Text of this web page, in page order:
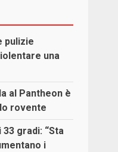
pulizie
una
al Pantheon è
rovente
gradi: “Sta
i